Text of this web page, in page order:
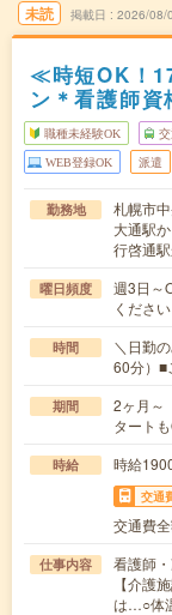
未読 掲載日 2026/08/
≪時短OK！
ン＊看護師資
職種未経験OK
WEB登録OK 派遣
勤務地
札幌市
大通駅
行啓通
曜日頻度
週3日～
ください
時間
＼日勤
60分）
期間
2ヶ月～
タートも
時給 時給
交通
交通費
仕事内容
看護師
【介護
は…○体